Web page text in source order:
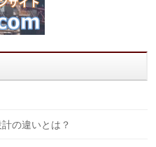
の違いとは？